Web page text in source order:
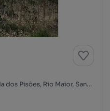
Outeiro da Cortiçada e Arruda dos Pisões, Rio Maior, Santarém